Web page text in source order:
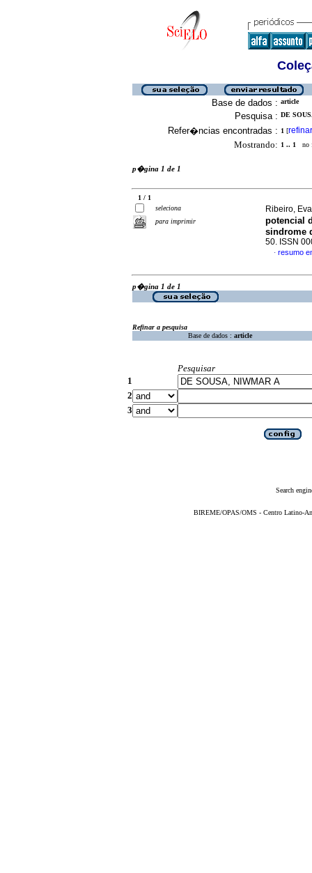
Base de dados : article
Pesquisa : DE
Refer�ncias encontradas : 1 [refinar
Mostrando: 1 .. 1 no
p�gina 1 de 1
1 / 1
seleciona
para imprimir
Ribeiro,
potencial
sindrome
50. ISSN
· resumo
p�gina 1 de 1
Refinar a pesquisa
Base de dados : article
Pesquisar
1
2
3
Search
BIREME/OPAS/OMS - Centro Latino-